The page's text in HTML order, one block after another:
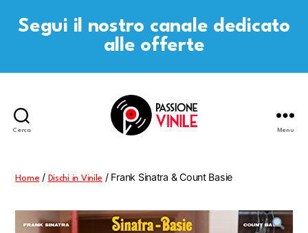
Segui il nostro canale dedicato
alle offerte
Cerca Menu
Home / Dischi in Vinile / Frank Sinatra & Count Basie